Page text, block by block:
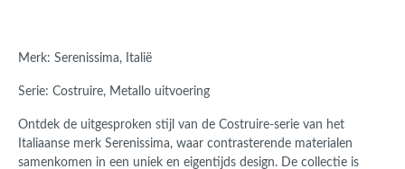
Merk: Serenissima, Italië
Serie: Costruire, Metallo uitvoering
Ontdek de uitgesproken stijl van de Costruire-serie van het
Italiaanse merk Serenissima, waar contrasterende materialen
samenkomen in een uniek en eigentijds design. De collectie is